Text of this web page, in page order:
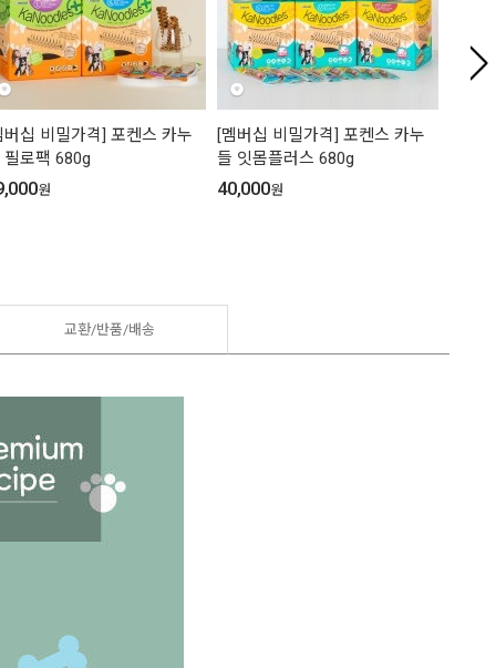
버십 비밀가격] 포켄스 카누
필로팩 680g
원
[멤버십 비밀가격] 포켄스 카누
들 잇몸플러스 680g
40,000원
교환/반품/배송